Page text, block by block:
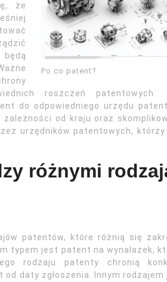
Po co patent?
że
roszczeń patentowych.
do odpowiedniego urzędu
od kraju oraz
urzędników patentowych, którzy
różnymi
patentów, które różnią się
typem jest patent na wynalazek,
rodzaju patenty chronią
daty zgłoszenia. Innym